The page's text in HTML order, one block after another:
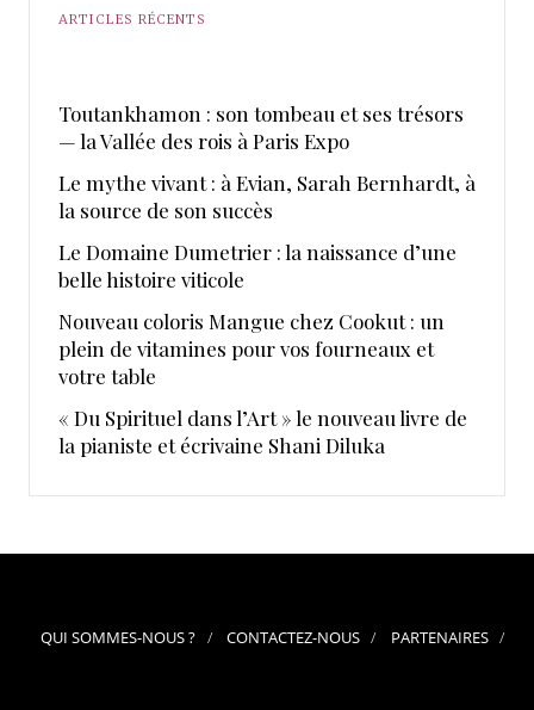
ARTICLES RÉCENTS
Toutankhamon : son tombeau et ses trésors
— la Vallée des rois à Paris Expo
Le mythe vivant : à Evian, Sarah Bernhardt, à
la source de son succès
Le Domaine Dumetrier : la naissance d’une
belle histoire viticole
Nouveau coloris Mangue chez Cookut : un
plein de vitamines pour vos fourneaux et
votre table
« Du Spirituel dans l’Art » le nouveau livre de
la pianiste et écrivaine Shani Diluka
QUI SOMMES-NOUS ? CONTACTEZ-NOUS PARTENAIRES